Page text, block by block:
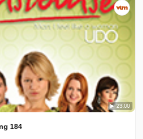
23:00
184